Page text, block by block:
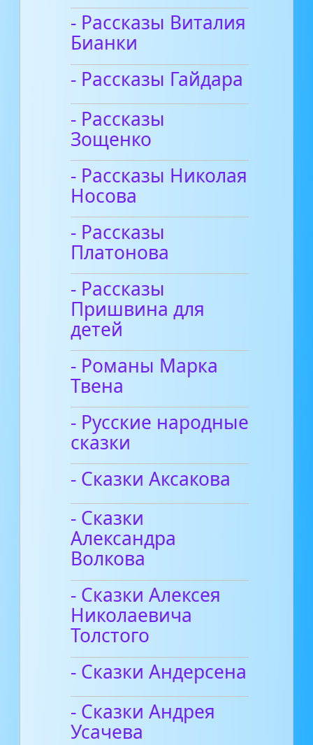
- Рассказы Виталия
Бианки
- Рассказы Гайдара
- Рассказы
Зощенко
- Рассказы Николая
Носова
- Рассказы
Платонова
- Рассказы
Пришвина для
детей
- Романы Марка
Твена
- Русские народные
сказки
- Сказки Аксакова
- Сказки
Александра
Волкова
- Сказки Алексея
Николаевича
Толстого
- Сказки Андерсена
- Сказки Андрея
Усачева